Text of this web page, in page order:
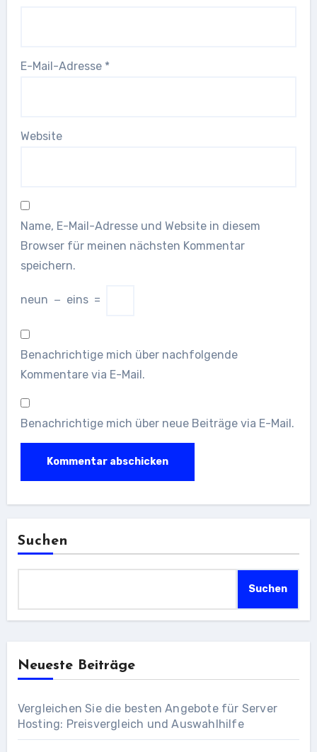
E-Mail-Adresse *
Website
Name, E-Mail-Adresse und Website in diesem
Browser für meinen nächsten Kommentar
speichern.
neun − eins =
Benachrichtige mich über nachfolgende
Kommentare via E-Mail.
Benachrichtige mich über neue Beiträge via E-Mail.
Suchen
Suchen
Neueste Beiträge
Vergleichen Sie die besten Angebote für Server
Hosting: Preisvergleich und Auswahlhilfe